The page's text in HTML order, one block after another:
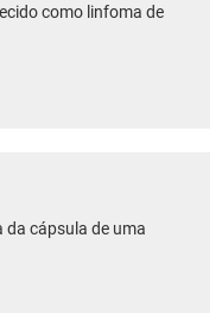
como linfoma de
cápsula de uma